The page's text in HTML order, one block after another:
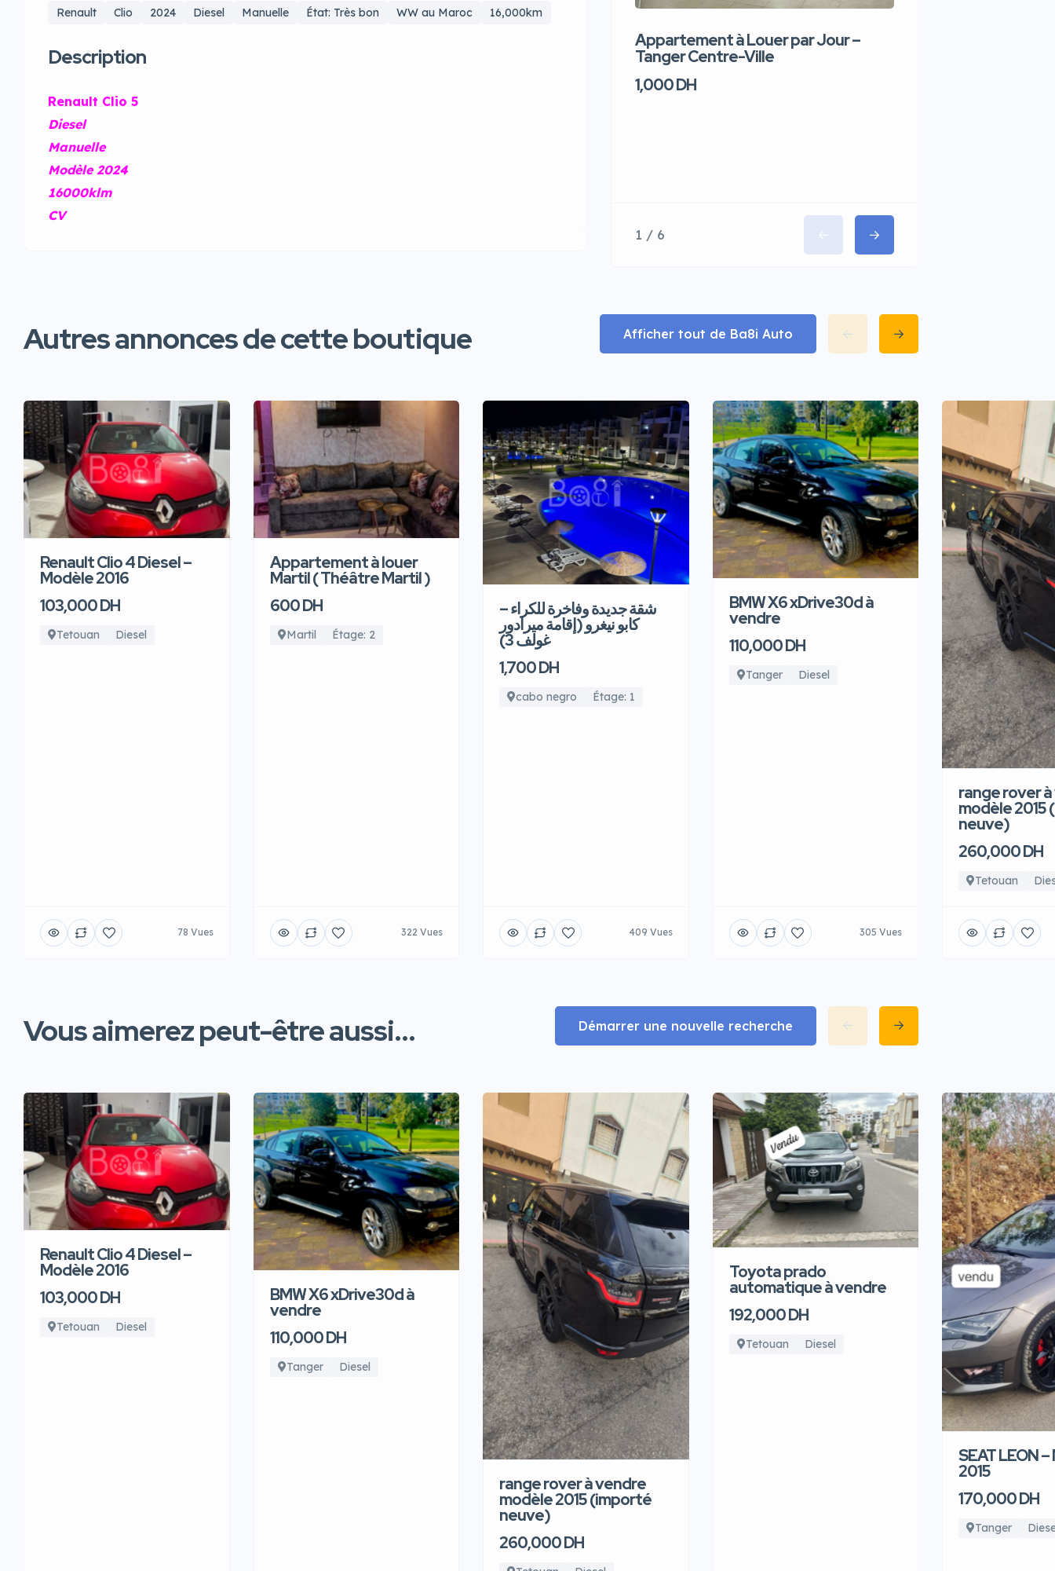
Renault Clio 2024 Diesel Manuelle État: Très bon WW au Maroc 16,000km
Description
Renault Clio 5
Diesel
Manuelle
Modèle 2024
16000klm
CV
Appartement à Louer par Jour –
Tanger Centre-Ville
1,000 DH
1 / 6
Autres annonces de cette boutique Afficher tout de Ba8i Auto
Renault Clio 4 Diesel –
Modèle 2016
103,000 DH
Tetouan Diesel
78 Vues
Appartement à louer
Martil ( Théâtre Martil )
600 DH
Martil Étage: 2
322 Vues
شقة جديدة وفاخرة للكراء –
كابو نيغرو (إقامة ميرادور
غولف 3)
1,700 DH
cabo negro Étage: 1
409 Vues
BMW X6 xDrive30d à
vendre
110,000 DH
Tanger Diesel
305 Vues
range rover
modèle 2015
neuve)
260,000 DH
Tetouan
Vous aimerez peut-être aussi... Démarrer une nouvelle recherche
Renault Clio 4 Diesel –
Modèle 2016
103,000 DH
Tetouan Diesel
BMW X6 xDrive30d à
vendre
110,000 DH
Tanger Diesel
range rover à vendre
modèle 2015 (importé
neuve)
260,000 DH
Toyota prado
automatique à vendre
192,000 DH
Tetouan Diesel
SEAT LEON –
2015
170,000 DH
Tanger